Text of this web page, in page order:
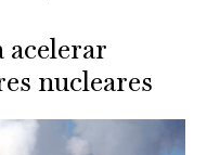
acelerar
nucleares